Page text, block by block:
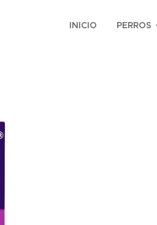
INICIO PERROS